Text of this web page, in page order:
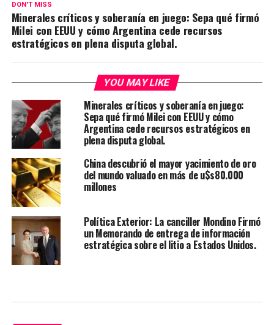
DON'T MISS
Minerales críticos y soberanía en juego: Sepa qué firmó
Milei con EEUU y cómo Argentina cede recursos
estratégicos en plena disputa global.
YOU MAY LIKE
Minerales críticos y soberanía en juego:
Sepa qué firmó Milei con EEUU y cómo
Argentina cede recursos estratégicos en
plena disputa global.
China descubrió el mayor yacimiento de oro
del mundo valuado en más de u$s80.000
millones
Política Exterior: La canciller Mondino Firmó
un Memorando de entrega de información
estratégica sobre el litio a Estados Unidos.